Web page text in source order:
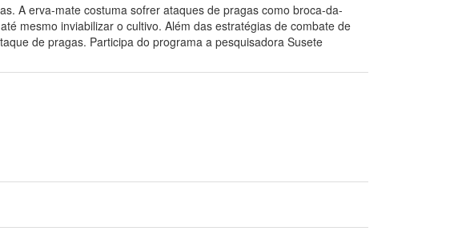
A erva-mate costuma sofrer ataques de pragas como broca-da-
mesmo inviabilizar o cultivo. Além das estratégias de combate de
de pragas. Participa do programa a pesquisadora Susete